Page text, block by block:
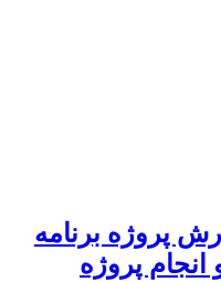
پروژه برنامه
پروژه